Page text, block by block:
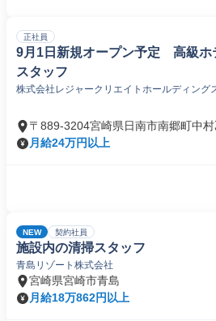
正社員
9月1日新規オープン予定 高級ホ
スタッフ
株式会社レジャークリエイトホールディング
〒889-3204宮崎県日南市南郷町中村
月給24万円以上
NEW 契約社員
施設内の清掃スタッフ
青島リゾート株式会社
宮崎県宮崎市青島
月給18万862円以上